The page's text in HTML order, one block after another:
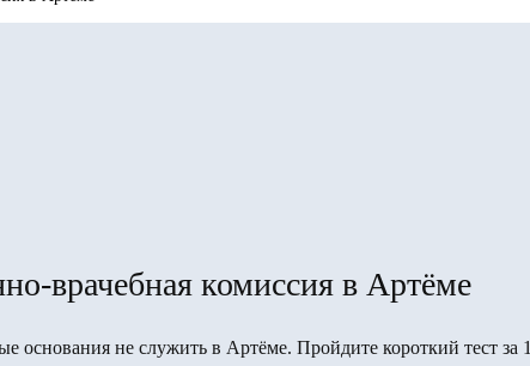
врачебная комиссия в Артёме
основания не служить в Артёме. Пройдите короткий тест за 1